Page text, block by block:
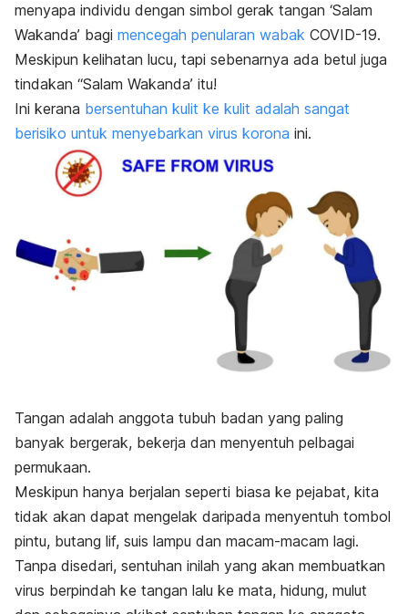
menyapa individu dengan simbol gerak tangan ‘Salam
Wakanda’ bagi mencegah penularan wabak COVID-19.
Meskipun kelihatan lucu, tapi sebenarnya ada betul juga
tindakan “Salam Wakanda’ itu!
Ini kerana bersentuhan kulit ke kulit adalah sangat
berisiko untuk menyebarkan virus korona ini.
Tangan adalah anggota tubuh badan yang paling
banyak bergerak, bekerja dan menyentuh pelbagai
permukaan.
Meskipun hanya berjalan seperti biasa ke pejabat, kita
tidak akan dapat mengelak daripada menyentuh tombol
pintu, butang lif, suis lampu dan macam-macam lagi.
Tanpa disedari, sentuhan inilah yang akan membuatkan
virus berpindah ke tangan lalu ke mata, hidung, mulut